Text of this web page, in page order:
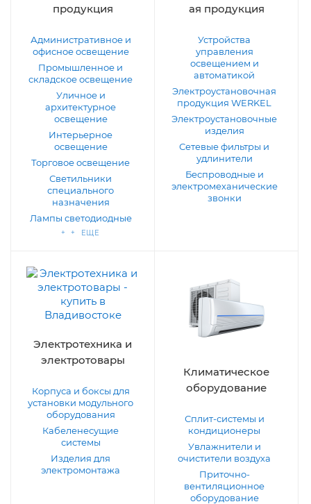
продукция
Административное и
офисное освещение
Промышленное и
складское освещение
Уличное и
архитектурное
освещение
Интерьерное
освещение
Торговое освещение
Светильники
специального
назначения
Лампы светодиодные
+ + ЕЩЕ
ая продукция
Устройства
управления
освещением и
автоматикой
Электроустановочная
продукция WERKEL
Электроустановочные
изделия
Сетевые фильтры и
удлинители
Беспроводные и
электромеханические
звонки
Электротехника и
электротовары
Корпуса и боксы для
установки модульного
оборудования
Кабеленесущие
системы
Изделия для
электромонтажа
Климатическое
оборудование
Сплит-системы и
кондиционеры
Увлажнители и
очистители воздуха
Приточно-
вентиляционное
оборудование